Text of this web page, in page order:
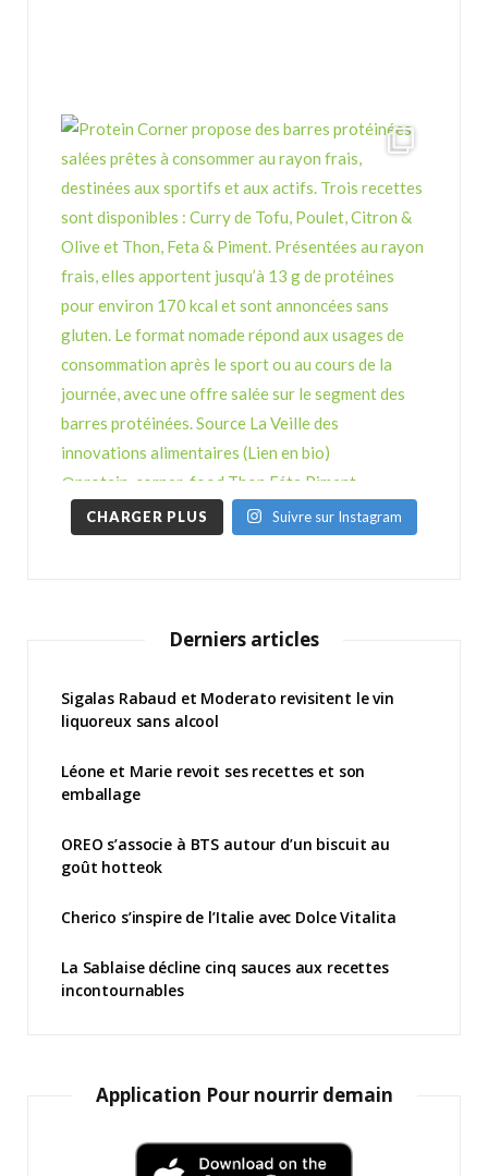
CHARGER PLUS Suivre sur Instagram
Derniers articles
Sigalas Rabaud et Moderato revisitent le vin
liquoreux sans alcool
Léone et Marie revoit ses recettes et son
emballage
OREO s’associe à BTS autour d’un biscuit au
goût hotteok
Cherico s’inspire de l’Italie avec Dolce Vitalita
La Sablaise décline cinq sauces aux recettes
incontournables
Application Pour nourrir demain